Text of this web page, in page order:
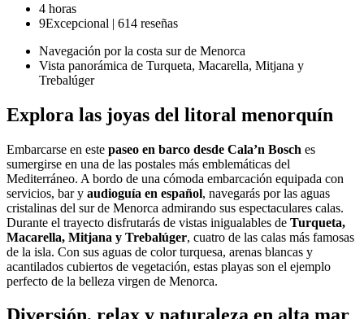
4 horas
9Excepcional | 614 reseñas
Navegación por la costa sur de Menorca
Vista panorámica de Turqueta, Macarella, Mitjana y
Trebalúger
Explora las joyas del litoral menorquín
Embarcarse en este paseo en barco desde Cala’n Bosch es
sumergirse en una de las postales más emblemáticas del
Mediterráneo. A bordo de una cómoda embarcación equipada con
servicios, bar y audioguía en español, navegarás por las aguas
cristalinas del sur de Menorca admirando sus espectaculares calas.
Durante el trayecto disfrutarás de vistas inigualables de Turqueta,
Macarella, Mitjana y Trebalúger, cuatro de las calas más famosas
de la isla. Con sus aguas de color turquesa, arenas blancas y
acantilados cubiertos de vegetación, estas playas son el ejemplo
perfecto de la belleza virgen de Menorca.